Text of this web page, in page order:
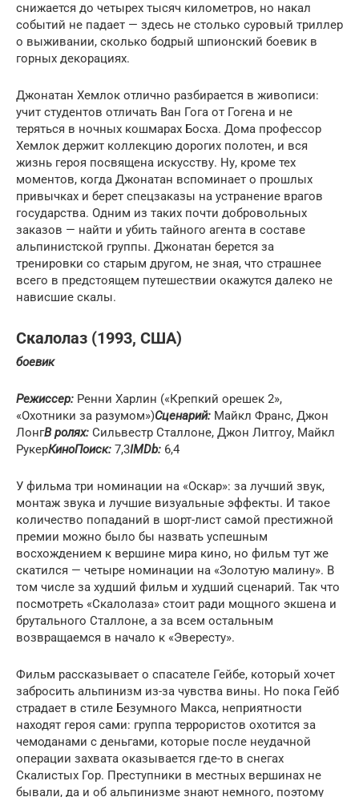
снижается до четырех тысяч километров, но накал
событий не падает — здесь не столько суровый триллер
о выживании, сколько бодрый шпионский боевик в
горных декорациях.
Джонатан Хемлок отлично разбирается в живописи:
учит студентов отличать Ван Гога от Гогена и не
теряться в ночных кошмарах Босха. Дома профессор
Хемлок держит коллекцию дорогих полотен, и вся
жизнь героя посвящена искусству. Ну, кроме тех
моментов, когда Джонатан вспоминает о прошлых
привычках и берет спецзаказы на устранение врагов
государства. Одним из таких почти добровольных
заказов — найти и убить тайного агента в составе
альпинистской группы. Джонатан берется за
тренировки со старым другом, не зная, что страшнее
всего в предстоящем путешествии окажутся далеко не
нависшие скалы.
Скалолаз (1993, США)
боевик
Режиссер: Ренни Харлин («Крепкий орешек 2»,
«Охотники за разумом»)Сценарий: Майкл Франс, Джон
ЛонгВ ролях: Сильвестр Сталлоне, Джон Литгоу, Майкл
РукерКиноПоиск: 7,3IMDb: 6,4
У фильма три номинации на «Оскар»: за лучший звук,
монтаж звука и лучшие визуальные эффекты. И такое
количество попаданий в шорт-лист самой престижной
премии можно было бы назвать успешным
восхождением к вершине мира кино, но фильм тут же
скатился — четыре номинации на «Золотую малину». В
том числе за худший фильм и худший сценарий. Так что
посмотреть «Скалолаза» стоит ради мощного экшена и
брутального Сталлоне, а за всем остальным
возвращаемся в начало к «Эвересту».
Фильм рассказывает о спасателе Гейбе, который хочет
забросить альпинизм из-за чувства вины. Но пока Гейб
страдает в стиле Безумного Макса, неприятности
находят героя сами: группа террористов охотится за
чемоданами с деньгами, которые после неудачной
операции захвата оказывается где-то в снегах
Скалистых Гор. Преступники в местных вершинах не
бывали, да и об альпинизме знают немного, поэтому